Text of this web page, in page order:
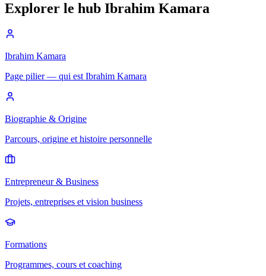
Explorer le hub Ibrahim Kamara
Ibrahim Kamara
Page pilier — qui est Ibrahim Kamara
Biographie & Origine
Parcours, origine et histoire personnelle
Entrepreneur & Business
Projets, entreprises et vision business
Formations
Programmes, cours et coaching